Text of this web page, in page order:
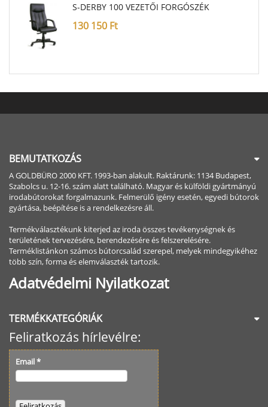
S-DERBY 100 VEZETŐI FORGÓSZÉK
130 150 Ft
BEMUTATKOZÁS
A GOLDBÜRO 2000 KFT. 1993-ban alakult. Raktárunk: 1134 Budapest,
Szabolcs u. 12-16. szám alatt található. Magyar és külföldi gyártmányú
irodabútorokat forgalmazunk. Felmerülő igény esetén, egyedi bútorok
gyártása, beépítése is a rendelkezésre áll.
Termékválasztékunk kiterjed az iroda összes tevékenységnek és
területének tervezésére, berendezésére és felszerelésére.
Terméklistánkon számos bútorcsalád szerepel, melyek mindegyikéhez
több szín, forma és elemválaszték tartozik.
Adatvédelmi Nyilatkozat
TERMÉKKATEGÓRIÁK
Feliratkozás hírlevélre:
Email*